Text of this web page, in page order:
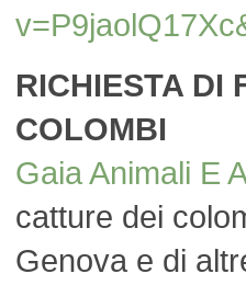
RICHIESTA DI
COLOMBI
Gaia Animali E
catture dei
Genova e di